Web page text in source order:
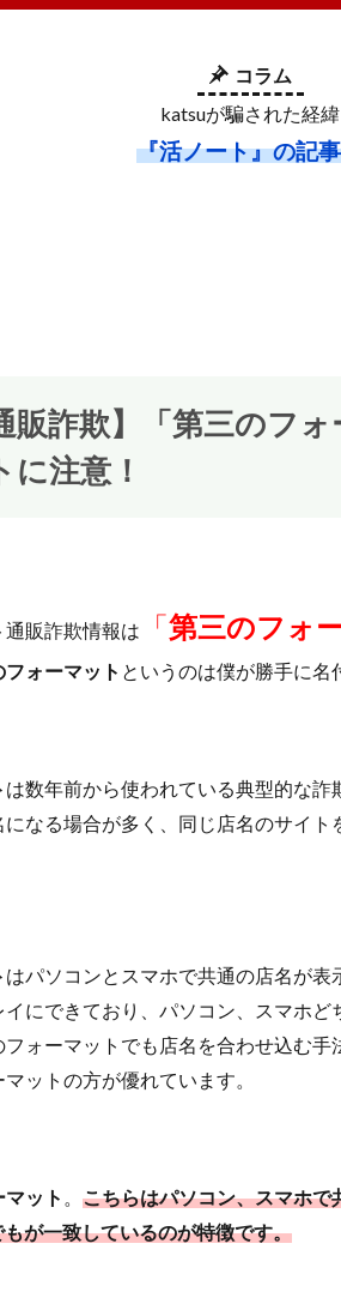
コラム
katsuが騙された経緯
『活ノート』の記
販詐欺】「第三のフ
注意！
販詐欺情報は 「第三のフォ
フォーマット というのは僕が勝手に名
は数年前から使われている典型的な
なる場合が多く、同じ店名のサイ
はパソコンとスマホで共通の店名が
にできており、パソコン、スマホど
ォーマットでも店名を合わせ込む
ットの方が優れています。
ット
こちらはパソコン、スマホで
が一致しているのが特徴です。